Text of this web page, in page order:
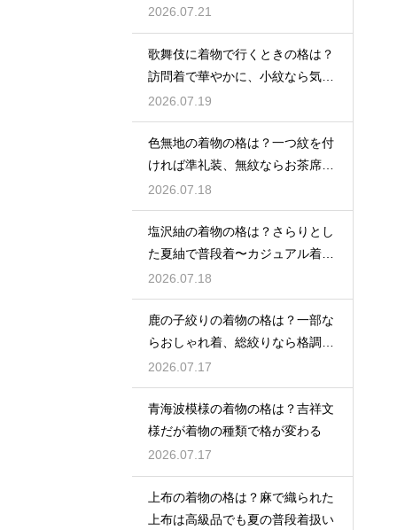
2026.07.21
歌舞伎に着物で行くときの格は？
訪問着で華やかに、小紋なら気軽
な観劇に
2026.07.19
色無地の着物の格は？一つ紋を付
ければ準礼装、無紋ならお茶席向
きの格
2026.07.18
塩沢紬の着物の格は？さらりとし
た夏紬で普段着〜カジュアル着物
として活躍
2026.07.18
鹿の子絞りの着物の格は？一部な
らおしゃれ着、総絞りなら格調高
い晴れ着に
2026.07.17
青海波模様の着物の格は？吉祥文
様だが着物の種類で格が変わる
2026.07.17
上布の着物の格は？麻で織られた
上布は高級品でも夏の普段着扱い